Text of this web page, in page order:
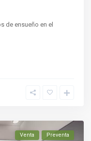
de ensueño en el
Venta Preventa